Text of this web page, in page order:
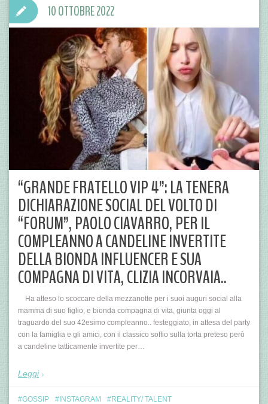
“GRANDE FRATELLO VIP 4”: LA TENERA
DICHIARAZIONE SOCIAL DEL VOLTO DI
“FORUM”, PAOLO CIAVARRO, PER IL
COMPLEANNO A CANDELINE INVERTITE
DELLA BIONDA INFLUENCER E SUA
COMPAGNA DI VITA, CLIZIA INCORVAIA..
Ha atteso lo scoccare della mezzanotte per i suoi auguri social alla
mamma di suo figlio, e bionda compagna di vita, giunta oggi al
traguardo del suo 42esimo compleanno.. festeggiato, in attesa del party
con la famiglia e gli amici, con il classico soffio sulla torta preteso però
a candeline tatticamente invertite per…
Leggi
10 OTTOBRE 2022
GOSSIP INSTAGRAM
REALITY/ TALENT